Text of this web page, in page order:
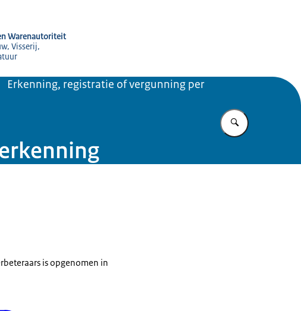
Warenautoriteit
Visserij,
Erkenning, registratie of vergunning per
is opgenomen in